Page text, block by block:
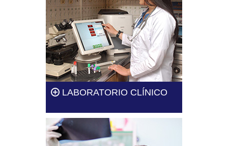
LABORATORIO CLÍNICO
Te brindamos nuestro servicio
de exámenes manejado por
profesionales de la veterinaria.